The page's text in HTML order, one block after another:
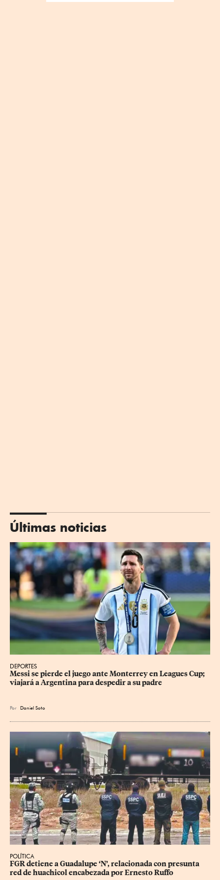
Últimas noticias
DEPORTES
Messi se pierde el juego ante Monterrey en Leagues Cup;
viajará a Argentina para despedir a su padre
Por Daniel Soto
POLÍTICA
FGR detiene a Guadalupe ‘N’, relacionada con presunta
red de huachicol encabezada por Ernesto Ruffo